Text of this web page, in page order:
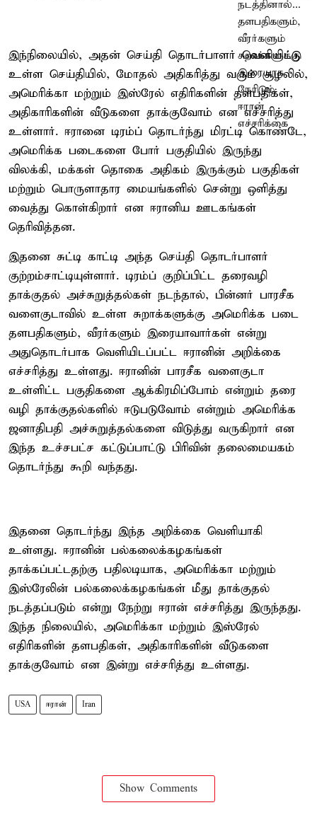
இந்நிலையில், அதன் செய்தி தொடர்பாளர் வெளியிட்டு
உள்ள செய்தியில், மோதல் அதிகரித்து வரும் சூழலில்,
அமெரிக்கா மற்றும் இஸ்ரேல் எதிரிகளின் தளபதிகள்,
அதிகாரிகளின் வீடுகளை தாக்குவோம் என எச்சரித்து
உள்ளார். ஈரானை டிரம்ப் தொடர்ந்து மிரட்டி கொண்டே,
அமெரிக்க படைகளை போர் பகுதியில் இருந்து
விலக்கி, மக்கள் தொகை அதிகம் இருக்கும் பகுதிகள்
மற்றும் பொருளாதார மையங்களில் சென்று ஒளித்து
வைத்து கொள்கிறார் என ஈரானிய ஊடகங்கள்
தெரிவித்தன.
இதனை சுட்டி காட்டி அந்த செய்தி தொடர்பாளர்
குற்றம்சாட்டியுள்ளார். டிரம்ப் குறிப்பிட்ட தரைவழி
தாக்குதல் அச்சுறுத்தல்கள் நடந்தால், பின்னர் பாரசீக
வளைகுடாவில் உள்ள சுறாக்களுக்கு அமெரிக்க படை
தளபதிகளும், வீரர்களும் இரையாவார்கள் என்று
அதுதொடர்பாக வெளியிடப்பட்ட ஈரானின் அறிக்கை
எச்சரித்து உள்ளது. ஈரானின் பாரசீக வளைகுடா
உள்ளிட்ட பகுதிகளை ஆக்கிரமிப்போம் என்றும் தரை
வழி தாக்குதல்களில் ஈடுபடுவோம் என்றும் அமெரிக்க
ஜனாதிபதி அச்சுறுத்தல்களை விடுத்து வருகிறார் என
இந்த உச்சபட்ச கட்டுப்பாட்டு பிரிவின் தலைமையகம்
தொடர்ந்து கூறி வந்தது.
இதனை தொடர்ந்து இந்த அறிக்கை வெளியாகி
உள்ளது. ஈரானின் பல்கலைக்கழகங்கள்
தாக்கப்பட்டதற்கு பதிலடியாக, அமெரிக்கா மற்றும்
இஸ்ரேலின் பல்கலைக்கழகங்கள் மீது தாக்குதல்
நடத்தப்படும் என்று நேற்று ஈரான் எச்சரித்து இருந்தது.
இந்த நிலையில், அமெரிக்கா மற்றும் இஸ்ரேல்
எதிரிகளின் தளபதிகள், அதிகாரிகளின் வீடுகளை
தாக்குவோம் என இன்று எச்சரித்து உள்ளது.
USA ஈரான் Iran
Show Comments